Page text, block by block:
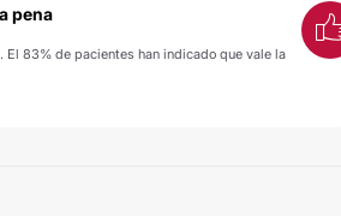
pena
83% de pacientes han indicado que vale la